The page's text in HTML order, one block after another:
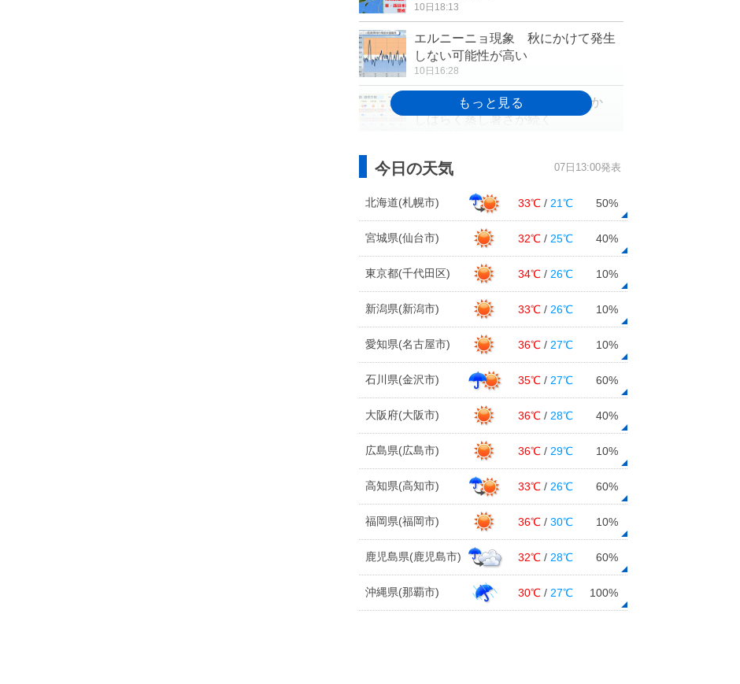
10日18:13
エルニーニョ現象 秋にかけて発生
しない可能性が高い
10日16:28
あす 関東甲信なども梅雨入りか
しばらく蒸し暑さが続く
東京都心2日連続の真夏日に 福島・
10日15:26
四国地方 警報級の大雨の恐れも
東北で今年初の猛暑日 真夏日地点
も続々と
10日13:11
関西 入梅 雨の季節到来!
10日12:11
週間 梅雨前線 本州付近に停滞
大雨も
10日11:45
梅雨前線 活動強めながら対馬海峡へ
10日11:24
中国・近畿・東海地方 梅雨入り
続々と
10日 お帰り時間の傘予報 西日本
今日の天気 07日13:00発表
北海道(札幌市) 33℃ / 21℃ 50%
宮城県(仙台市) 32℃ / 25℃ 40%
東京都(千代田区) 34℃ / 26℃ 10%
新潟県(新潟市) 33℃ / 26℃ 10%
愛知県(名古屋市) 36℃ / 27℃ 10%
石川県(金沢市) 35℃ / 27℃ 60%
大阪府(大阪市) 36℃ / 28℃ 40%
広島県(広島市) 36℃ / 29℃ 10%
高知県(高知市) 33℃ / 26℃ 60%
福岡県(福岡市) 36℃ /30℃ 10%
鹿児島県(鹿児島市) 32℃ / 28℃ 60%
沖縄県(那覇市) 30℃ / 27℃ 100%